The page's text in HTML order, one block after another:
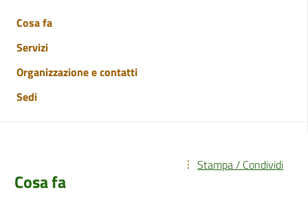
Cosa fa
Servizi
Organizzazione e contatti
Sedi
Stampa / Condividi
Cosa fa